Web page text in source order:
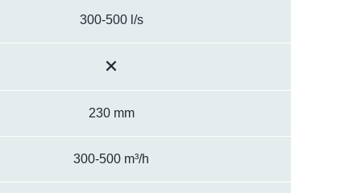
300-500 l/s
230 mm
300-500 m³/h